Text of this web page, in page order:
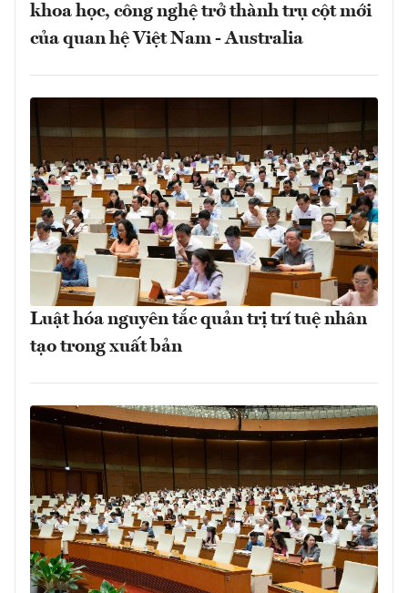
khoa học, công nghệ trở thành trụ cột mới
của quan hệ Việt Nam - Australia
Luật hóa nguyên tắc quản trị trí tuệ nhân
tạo trong xuất bản